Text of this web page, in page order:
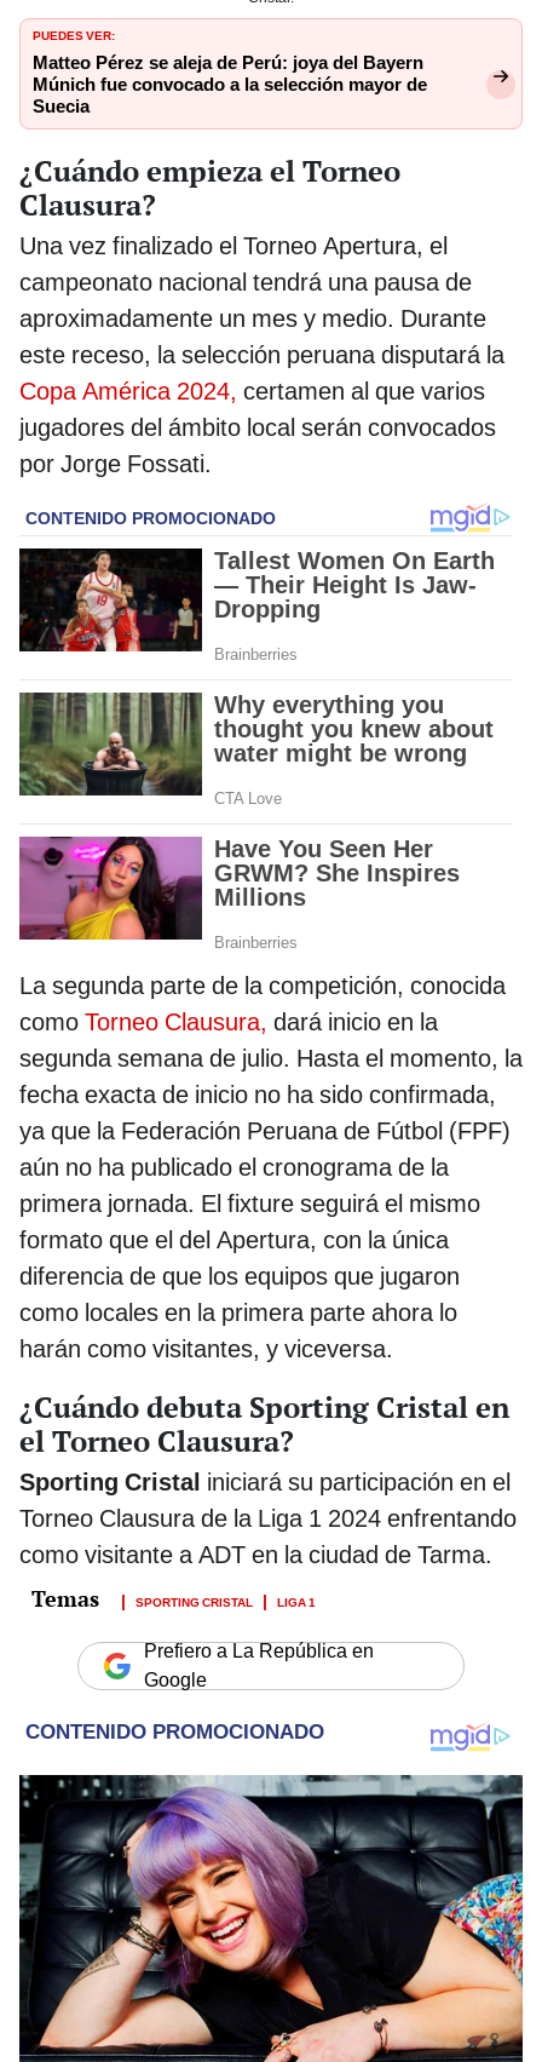
PUEDES VER:
Matteo Pérez se aleja de Perú: joya del Bayern
Múnich fue convocado a la selección mayor de
Suecia
¿Cuándo empieza el Torneo
Clausura?
Una vez finalizado el Torneo Apertura, el
campeonato nacional tendrá una pausa de
aproximadamente un mes y medio. Durante
este receso, la selección peruana disputará la
Copa América 2024, certamen al que varios
jugadores del ámbito local serán convocados
por Jorge Fossati.
La segunda parte de la competición, conocida
como Torneo Clausura, dará inicio en la
segunda semana de julio. Hasta el momento, la
fecha exacta de inicio no ha sido confirmada,
ya que la Federación Peruana de Fútbol (FPF)
aún no ha publicado el cronograma de la
primera jornada. El fixture seguirá el mismo
formato que el del Apertura, con la única
diferencia de que los equipos que jugaron
como locales en la primera parte ahora lo
harán como visitantes, y viceversa.
¿Cuándo debuta Sporting Cristal en
el Torneo Clausura?
Sporting Cristal iniciará su participación en el
Torneo Clausura de la Liga 1 2024 enfrentando
como visitante a ADT en la ciudad de Tarma.
SPORTING CRISTAL LIGA 1
Prefiero a La República en
Google